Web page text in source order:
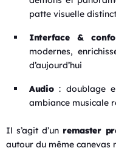
patte visuelle
Interface &
modernes,
d’aujourd’hui
Audio: doublage
ambiance musicale
Il s’agit d’un remaster
autour du même canevas